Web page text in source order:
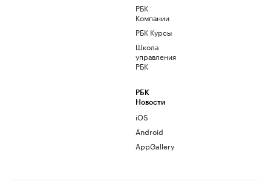
РБК
Компании
РБК Курсы
Школа
управления
РБК
РБК
Новости
iOS
Android
AppGallery